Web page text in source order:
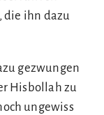
die ihn dazu
gezwungen
Hisbollah zu
ungewiss